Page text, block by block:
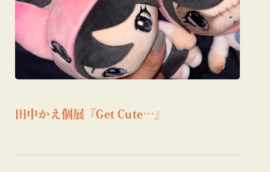
田中かえ個展『Get Cute…』